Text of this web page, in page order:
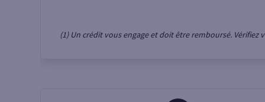
(1) Un crédit vous engage et doit être remboursé.